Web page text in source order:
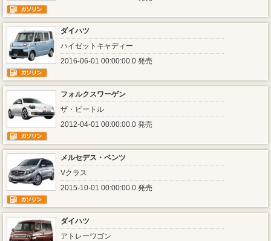
ダイハツ
ハイゼットキャディー
2016-06-01 00:00:00.0 発売
フォルクスワーゲン
ザ・ビートル
2012-04-01 00:00:00.0 発売
メルセデス・ベンツ
Vクラス
2015-10-01 00:00:00.0 発売
ダイハツ
アトレーワゴン